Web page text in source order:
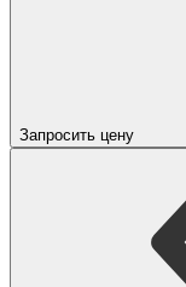
Запросить цену